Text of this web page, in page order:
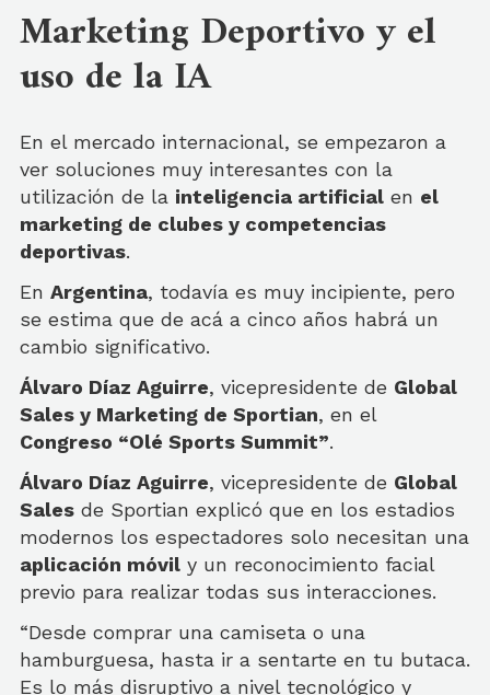
Marketing Deportivo y el
uso de la IA
En el mercado internacional, se empezaron a
ver soluciones muy interesantes con la
utilización de la inteligencia artificial en el
marketing de clubes y competencias
deportivas.
En Argentina, todavía es muy incipiente, pero
se estima que de acá a cinco años habrá un
cambio significativo.
Álvaro Díaz Aguirre, vicepresidente de Global
Sales y Marketing de Sportian, en el
Congreso “Olé Sports Summit”.
Álvaro Díaz Aguirre, vicepresidente de Global
Sales de Sportian explicó que en los estadios
modernos los espectadores solo necesitan una
aplicación móvil y un reconocimiento facial
previo para realizar todas sus interacciones.
“Desde comprar una camiseta o una
hamburguesa, hasta ir a sentarte en tu butaca.
Es lo más disruptivo a nivel tecnológico y